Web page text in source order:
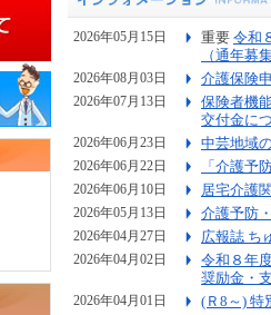
2026年05月15日 重要 令和
（通年募
2026年08月03日 介護保険
2026年07月13日
保険者機
交付金に
2026年06月23日 中芸地域
2026年06月22日 「介護予
2026年06月10日 居宅介護
2026年05月13日 介護予防
2026年04月27日 広報誌 ち
2026年04月02日
令和８年
奨励金・
2026年04月01日 (Ｒ8～) 特